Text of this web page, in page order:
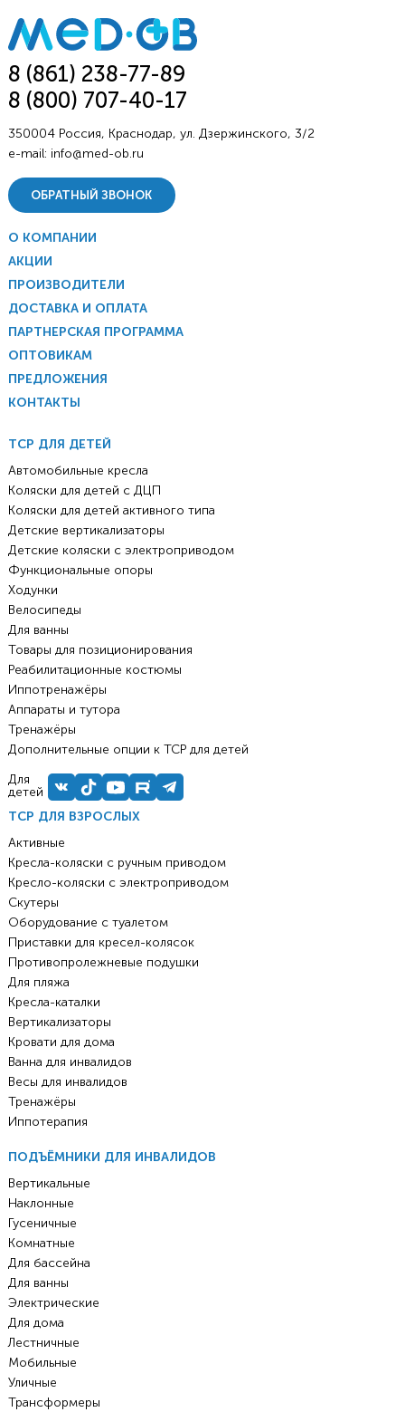
8 (861) 238-77-89
8 (800) 707-40-17
350004 Россия, Краснодар, ул. Дзержинского, 3/2
e-mail: info@med-ob.ru
ОБРАТНЫЙ ЗВОНОК
О КОМПАНИИ
АКЦИИ
ПРОИЗВОДИТЕЛИ
ДОСТАВКА И ОПЛАТА
ПАРТНЕРСКАЯ ПРОГРАММА
ОПТОВИКАМ
ПРЕДЛОЖЕНИЯ
КОНТАКТЫ
ТСР ДЛЯ ВЗРОСЛЫХ
Активные
Кресла-коляски с ручным приводом
Кресло-коляски с электроприводом
Скутеры
Оборудование с туалетом
Приставки для кресел-колясок
Противопролежневые подушки
Для пляжа
Кресла-каталки
Вертикализаторы
Кровати для дома
Ванна для инвалидов
Весы для инвалидов
Тренажёры
Иппотерапия
ПОДЪЁМНИКИ ДЛЯ ИНВАЛИДОВ
Вертикальные
Наклонные
Гусеничные
Комнатные
Для бассейна
Для ванны
Электрические
Для дома
Лестничные
Мобильные
Уличные
Трансформеры
ТСР ДЛЯ ДЕТЕЙ
Автомобильные кресла
Коляски для детей с ДЦП
Коляски для детей активного типа
Детские вертикализаторы
Детские коляски с электроприводом
Функциональные опоры
Ходунки
Велосипеды
Для ванны
Товары для позиционирования
Реабилитационные костюмы
Иппотренажёры
Аппараты и тутора
Тренажёры
Дополнительные опции к ТСР для детей
Для
детей